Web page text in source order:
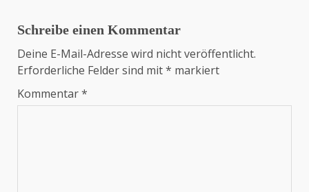
Schreibe einen Kommentar
Deine E-Mail-Adresse wird nicht veröffentlicht.
Erforderliche Felder sind mit* markiert
Kommentar*